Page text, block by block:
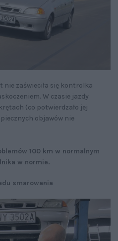
zaświeciła się kontrolka
W czasie jazdy
(co potwierdzało jej
objawów nie
100 km w normalnym
w normie.
smarowania